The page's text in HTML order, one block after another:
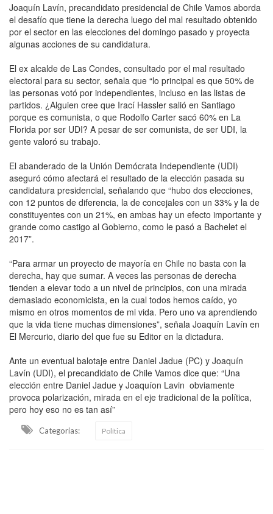
Joaquín Lavín, precandidato presidencial de Chile Vamos aborda
el desafío que tiene la derecha luego del mal resultado obtenido
por el sector en las elecciones del domingo pasado y proyecta
algunas acciones de su candidatura.
El ex alcalde de Las Condes, consultado por el mal resultado
electoral para su sector, señala que “lo principal es que 50% de
las personas votó por independientes, incluso en las listas de
partidos. ¿Alguien cree que Irací Hassler salió en Santiago
porque es comunista, o que Rodolfo Carter sacó 60% en La
Florida por ser UDI? A pesar de ser comunista, de ser UDI, la
gente valoró su trabajo.
El abanderado de la Unión Demócrata Independiente (UDI)
aseguró cómo afectará el resultado de la elección pasada su
candidatura presidencial, señalando que “hubo dos elecciones,
con 12 puntos de diferencia, la de concejales con un 33% y la de
constituyentes con un 21%, en ambas hay un efecto importante y
grande como castigo al Gobierno, como le pasó a Bachelet el
2017”.
“Para armar un proyecto de mayoría en Chile no basta con la
derecha, hay que sumar. A veces las personas de derecha
tienden a elevar todo a un nivel de principios, con una mirada
demasiado economicista, en la cual todos hemos caído, yo
mismo en otros momentos de mi vida. Pero uno va aprendiendo
que la vida tiene muchas dimensiones”, señala Joaquín Lavín en
El Mercurio, diario del que fue su Editor en la dictadura.
Ante un eventual balotaje entre Daniel Jadue (PC) y Joaquín
Lavín (UDI), el precandidato de Chile Vamos dice que: “Una
elección entre Daniel Jadue y Joaquíon Lavin obviamente
provoca polarización, mirada en el eje tradicional de la política,
pero hoy eso no es tan así”
Categorias: Política